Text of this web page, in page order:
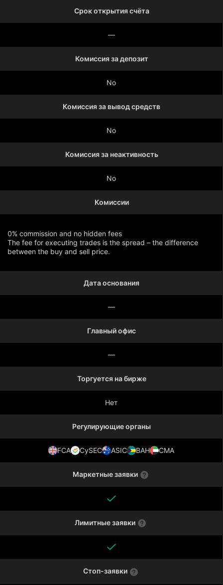
Срок открытия счёта
—
Комиссия за депозит
No
Комиссия за вывод средств
No
Комиссия за неактивность
No
Комиссии
0% commission and no hidden fees
The fee for executing trades is the spread – the difference
between the buy and sell price.
Дата основания
—
Главный офис
—
Торгуется на бирже
Нет
Регулирующие органы
FCA CySEC ASIC BAH CMA
Маркетные заявки
Лимитные заявки
Стоп-заявки